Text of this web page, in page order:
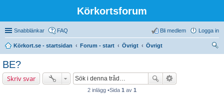
Körkortsforum
Snabblänkar FAQ Logga in
Bli medlem
Körkort.se - startsidan Forum - start Övrigt
Övrigt
BE?
Skriv svar
2 inlägg •Sida 1 av 1